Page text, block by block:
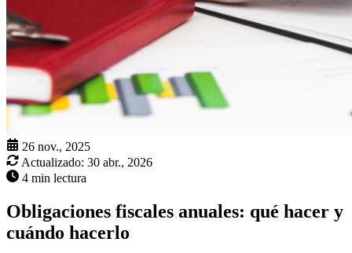
26 nov., 2025
Actualizado: 30 abr., 2026
4 min lectura
Obligaciones fiscales anuales: qué hacer y
cuándo hacerlo